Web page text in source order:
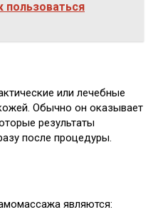
пользоваться
или лечебные
Обычно он оказывает
результаты
после процедуры.
являются: